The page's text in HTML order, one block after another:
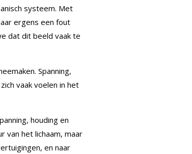
systeem. Met
ergens een fout
dat dit beeld vaak te
Spanning,
vaak voelen in het
houding en
van het lichaam, maar
en naar